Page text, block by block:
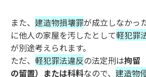
また、建造物損壊罪が成立しなかっ
に他人の家屋を汚したとして軽犯罪
が別途考えられます。
ただ、 軽犯罪法違反の法定刑は拘留
の留置）または科料なので、建造物